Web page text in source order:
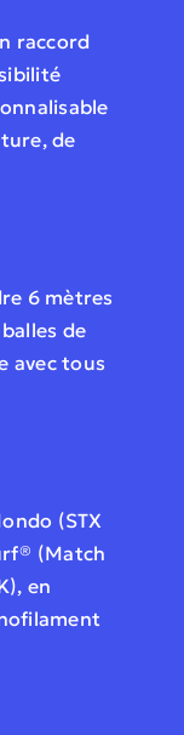
raccord
de
6 mètres
de
avec tous
(STX
(Match
en